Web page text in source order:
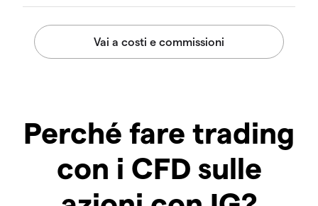
Perché fare trading
con i CFD sulle